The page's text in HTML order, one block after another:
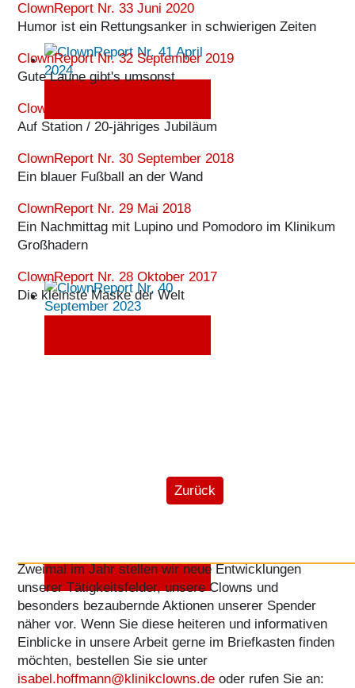
ClownReport Nr. 39 April
2023
ClownReport Nr. 33 Juni 2020
Humor ist ein Rettungsanker in schwierigen Zeiten
ClownReport Nr. 32 September 2019
Gute Laune gibt's umsonst
ClownReport Nr. 31 April 2019
Auf Station / 20-jähriges Jubiläum
ClownReport Nr. 30 September 2018
Ein blauer Fußball an der Wand
ClownReport Nr. 29 Mai 2018
Ein Nachmittag mit Lupino und Pomodoro im Klinikum
Großhadern
ClownReport Nr. 28 Oktober 2017
Die kleinste Maske der Welt
Vorheriger Beitrag: Bleiben
Zurück
Der ClownReport - frohe Post für
Zweimal im Jahr stellen wir neue Entwicklungen
unserer Tätigkeitsfelder, unsere Clowns und
besonders bezaubernde Aktionen unserer Spender
näher vor. Wenn Sie diese heiteren und informativen
Einblicke in unsere Arbeit gerne im Briefkasten finden
möchten, bestellen Sie sie unter
isabel.hoffmann@klinikclowns.de oder rufen Sie an: